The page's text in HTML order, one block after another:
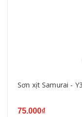
75.000₫